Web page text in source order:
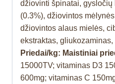
džiovinti špinatai,
(0.3%), džiovintos
džiovintos alaus mielės,
ekstraktas,
Priedai/kg: Maistiniai
15000TV; vitaminas D3
600mg; vitaminas C